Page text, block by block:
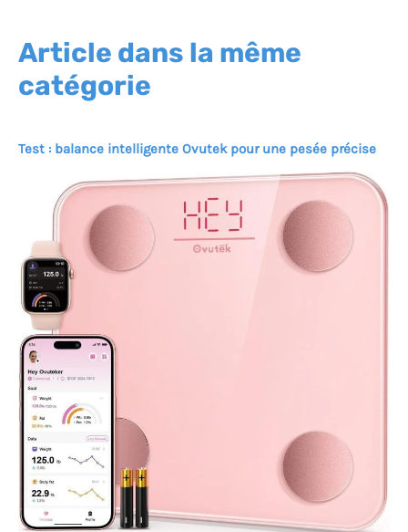
Article dans la même
catégorie
Test : balance intelligente Ovutek pour une pesée précise